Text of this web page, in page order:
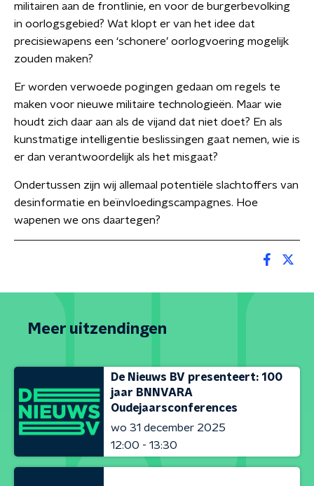
militairen aan de frontlinie, en voor de burgerbevolking
in oorlogsgebied? Wat klopt er van het idee dat
precisiewapens een ‘schonere’ oorlogvoering mogelijk
zouden maken?
Er worden verwoede pogingen gedaan om regels te
maken voor nieuwe militaire technologieën. Maar wie
houdt zich daar aan als de vijand dat niet doet? En als
kunstmatige intelligentie beslissingen gaat nemen, wie is
er dan verantwoordelijk als het misgaat?
Ondertussen zijn wij allemaal potentiële slachtoffers van
desinformatie en beïnvloedingscampagnes. Hoe
wapenen we ons daartegen?
Meer uitzendingen
De Nieuws BV presenteert: 100
jaar BNNVARA
Oudejaarsconferences
wo 31 december 2025
12:00 - 13:30